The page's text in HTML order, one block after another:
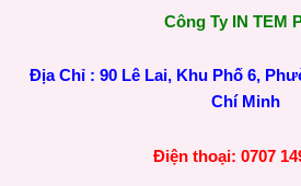
Công Ty IN TEM
Địa Chỉ : 90 Lê Lai, Khu Phố 6,
Chí Minh
Điện thoại: 0707